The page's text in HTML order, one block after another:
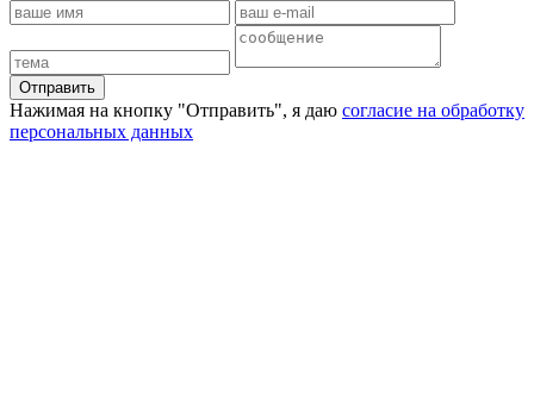
Отправить
Нажимая на кнопку "Отправить", я даю согласие на обработку
персональных данных